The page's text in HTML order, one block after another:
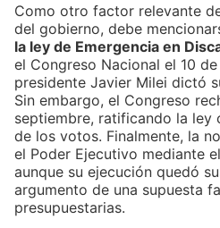
Como otro factor relevante
del gobierno, debe
la ley de Emergencia en
el Congreso Nacional el 10
presidente Javier Milei dictó
Sin embargo, el Congreso
septiembre, ratificando la ley
de los votos. Finalmente, la
el Poder Ejecutivo mediante
aunque su ejecución quedó
argumento de una supuesta
presupuestarias.